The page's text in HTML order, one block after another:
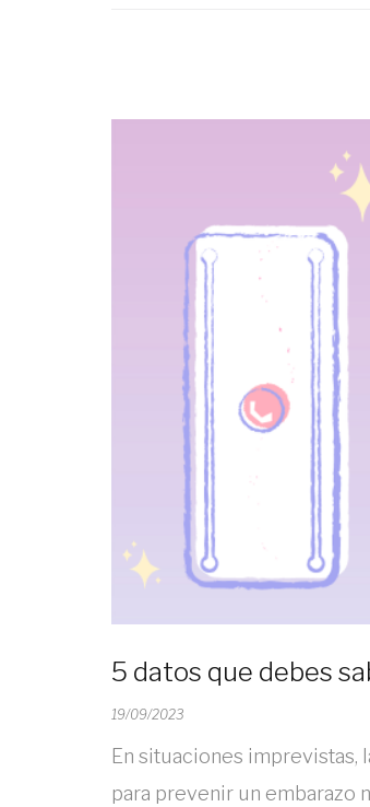
5 datos que debes
19/09/2023
En situaciones
para prevenir un embarazo